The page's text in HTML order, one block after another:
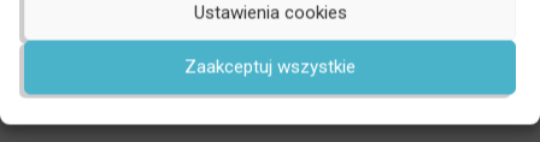
Zaakceptuj wszystkie
Ustawienia cookies
DODAJ DO KOSZYKA